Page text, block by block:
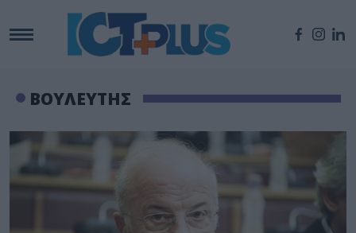
ΒΟΥΛΕΥΤΗΣ